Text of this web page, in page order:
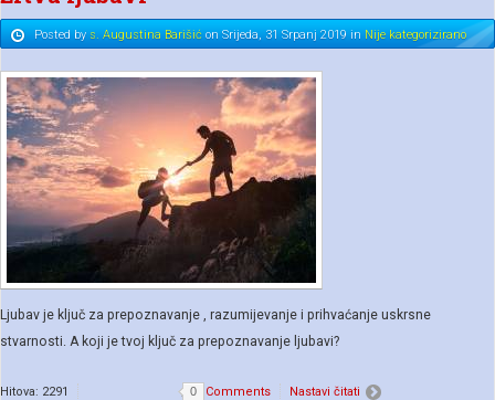
Posted bys. Augustina Barišić onSrijeda, 31 Srpanj 2019 in Nije kategorizirano
Ljubav je ključ za prepoznavanje , razumijevanje i prihvaćanje uskrsne
stvarnosti. A koji je tvoj ključ za prepoznavanje ljubavi?
Comments Nastavi čitati
Hitova: 2291 0